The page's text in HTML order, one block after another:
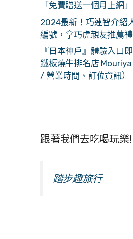
「免費贈送一個月上網」
2024最新！巧連智介紹
編號，拿巧虎親友推薦禮
『日本神戶』體驗入口
鐵板燒牛排名店
/ 營業時間、訂位資訊）
跟著我們去吃喝玩樂!
踏步趣旅行